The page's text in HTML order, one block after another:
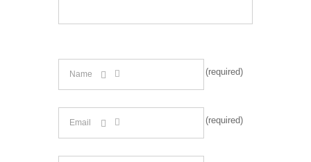
(required)
(required)